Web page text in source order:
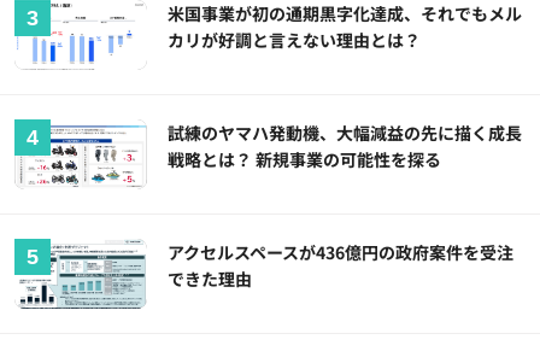
米国事業が初の通期黒字化達成、それでもメル
カリが好調と言えない理由とは？
試練のヤマハ発動機、大幅減益の先に描く成長
戦略とは？ 新規事業の可能性を探る
アクセルスペースが436億円の政府案件を受注
できた理由